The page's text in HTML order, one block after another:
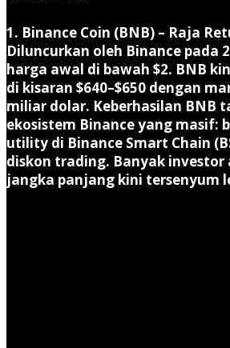
1. Binance Coin (BNB) – Raja
Diluncurkan oleh Binance pada
harga awal di bawah $2. BNB
di kisaran $640–$650 dengan
miliar dolar. Keberhasilan BNB
ekosistem Binance yang masif:
utility di Binance Smart Chain
diskon trading. Banyak investor
jangka panjang kini tersenyum